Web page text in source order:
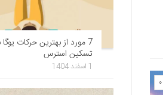
۰
7 مورد از بهترین حرکات یوگا
تسکین استرس
1 اسفند 1404